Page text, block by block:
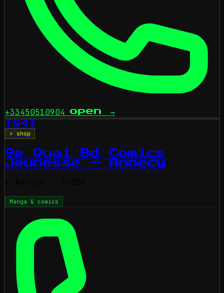
+33450510904 open →
[84]
> shop
9e Quai Bd Comics
Jeunesse — Annecy
Manga & comics